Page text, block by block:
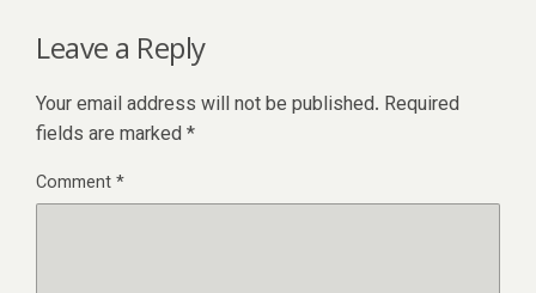
Leave a Reply
Your email address will not be published. Required
fields are marked *
Comment*